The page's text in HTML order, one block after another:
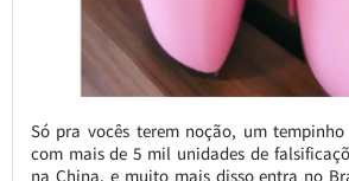
Só pra vocês terem noção, um
com mais de 5 mil unidades de
na China, e muito mais disso entra no